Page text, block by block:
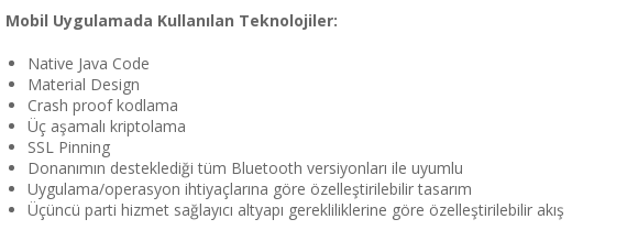
Mobil Uygulamada Kullanılan Teknolojiler:
Native Java Code
Material Design
Crash proof kodlama
Üç aşamalı kriptolama
SSL Pinning
Donanımın desteklediği tüm Bluetooth versiyonları ile uyumlu
Uygulama/operasyon ihtiyaçlarına göre özelleştirilebilir tasarım
Üçüncü parti hizmet sağlayıcı altyapı gerekliliklerine göre özelleştirilebilir akış